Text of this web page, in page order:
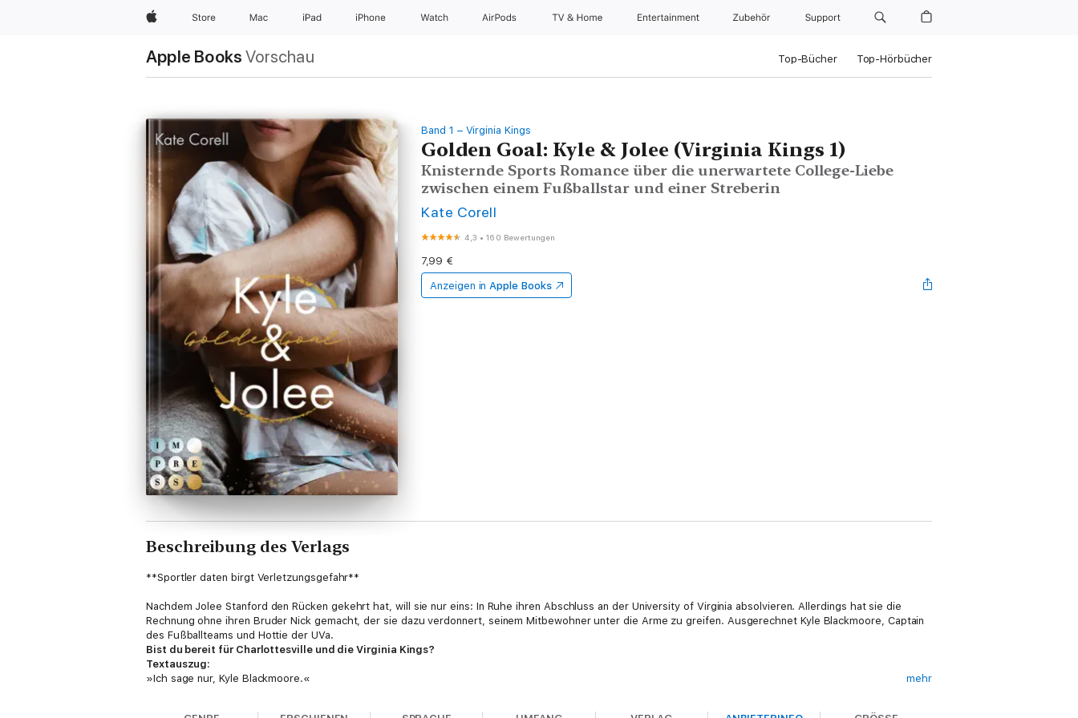
Apple Store Mac iPad iPhone Watch AirPods TV & Home Entertainment Zubehör Support
Apple Books Vorschau Top-Bücher Top-Hörbücher
Band 1 – Virginia Kings
Golden Goal: Kyle & Jolee (Virginia Kings 1)
Knisternde Sports Romance über die unerwartete College-Liebe
zwischen einem Fußballstar und einer Streberin
Kate Corell
4,3 •160 Bewertungen
7,99 €
Anzeigen in Apple Books
Beschreibung des Verlags
**Sportler daten birgt Verletzungsgefahr**
Nachdem Jolee Stanford den Rücken gekehrt hat, will sie nur eins: In Ruhe ihren Abschluss an der University of Virginia absolvieren. Allerdings hat sie die
Rechnung ohne ihren Bruder Nick gemacht, der sie dazu verdonnert, seinem Mitbewohner unter die Arme zu greifen. Ausgerechnet Kyle Blackmoore, Captain
des Fußballteams und Hottie der UVa.
Bist du bereit für Charlottesville und die Virginia Kings?
Textauszug:
»Ich sage nur, Kyle Blackmoore.«
mehr